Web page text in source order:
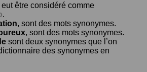
eut être considéré comme
.
, sont des mots synonymes.
, sont des mots synonymes.
sont deux synonymes que l’on
des synonymes en